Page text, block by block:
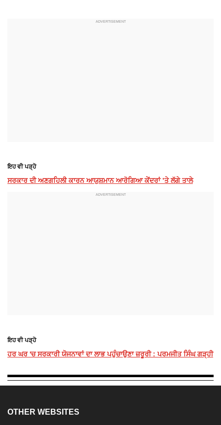
ਇਹ ਵੀ ਪੜ੍ਹੋ
ਸਰਕਾਰ ਦੀ ਅਣਗਹਿਲੀ ਕਾਰਨ ਆਯੁਸ਼ਮਾਨ ਆਰੋਗਿਆ ਕੇਂਦਰਾਂ ’ਤੇ ਲੱਗੇ ਤਾਲੇ
ਇਹ ਵੀ ਪੜ੍ਹੋ
ਹਰ ਘਰ 'ਚ ਸਰਕਾਰੀ ਯੋਜਨਾਵਾਂ ਦਾ ਲਾਭ ਪਹੁੰਚਾਉਣਾ ਜ਼ਰੂਰੀ : ਪਰਮਜੀਤ ਸਿੰਘ ਗੜ੍ਹੀ
OTHER WEBSITES